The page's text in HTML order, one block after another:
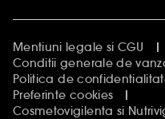
Mentiuni legale si CGU
Conditii generale de
Politica de
Preferinte cookies
Cosmetovigilenta si